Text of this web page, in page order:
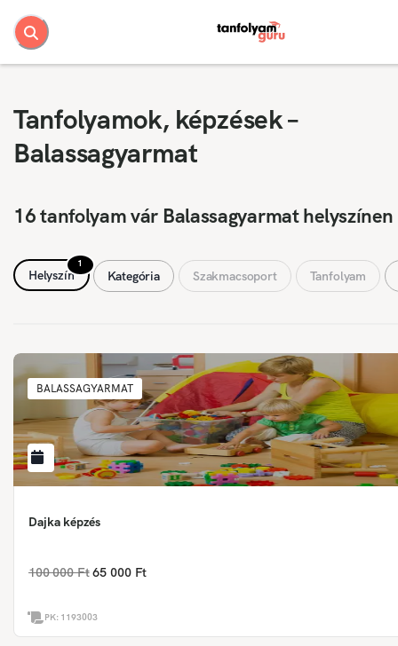
Tanfolyamok, képzések –
Balassagyarmat
16 tanfolyam vár Balassagyarmat helyszínen
1
Helyszín Kategória Szakmacsoport Tanfolyam
BALASSAGYARMAT
Dajka képzés
100 000 Ft 65 000 Ft
PK: 1193003